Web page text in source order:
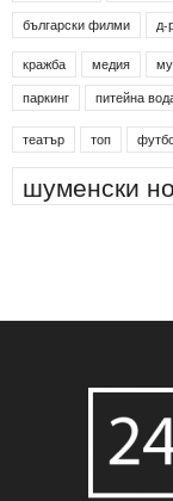
български филми
д-
кражба медия
паркинг питейна
театър топ
шуменски